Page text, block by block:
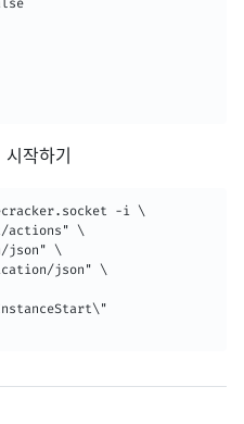
작하기
-i \
actions" \
json" \
json" \